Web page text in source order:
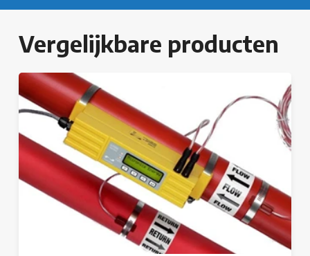
Vergelijkbare producten